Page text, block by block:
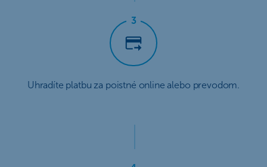
Uhradíte platbu za poistné online alebo prevodom.